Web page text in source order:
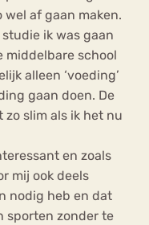
af gaan maken.
ik was gaan
middelbare school
alleen ‘voeding’
gaan doen. De
zo slim als ik het nu
en zoals
mij ook deels
nodig heb en dat
sporten zonder te